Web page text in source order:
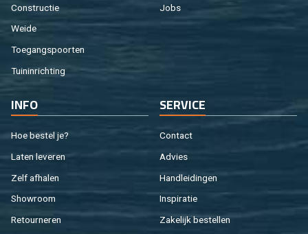
Con­struc­tie
Weide
Toe­gangs­poor­ten
Tuin­in­rich­ting
Jobs
INFO
Hoe be­stel je?
Laten le­ve­ren
Zelf af­ha­len
Show­room
Re­tour­ne­ren
SER­VI­CE
Con­tact
Ad­vies
Hand­lei­din­gen
In­spi­ra­tie
Za­ke­lijk be­stel­len